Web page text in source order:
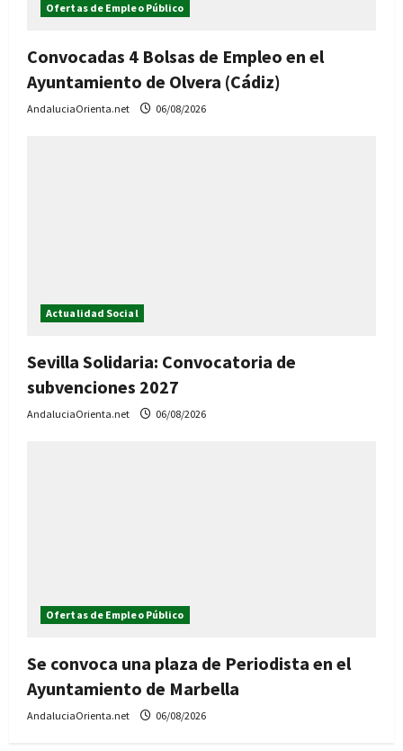
Ofertas de Empleo Público
Convocadas 4 Bolsas de Empleo en el
Ayuntamiento de Olvera (Cádiz)
AndaluciaOrienta.net 06/08/2026
Actualidad Social
Sevilla Solidaria: Convocatoria de
subvenciones 2027
AndaluciaOrienta.net 06/08/2026
Ofertas de Empleo Público
Se convoca una plaza de Periodista en el
Ayuntamiento de Marbella
AndaluciaOrienta.net 06/08/2026